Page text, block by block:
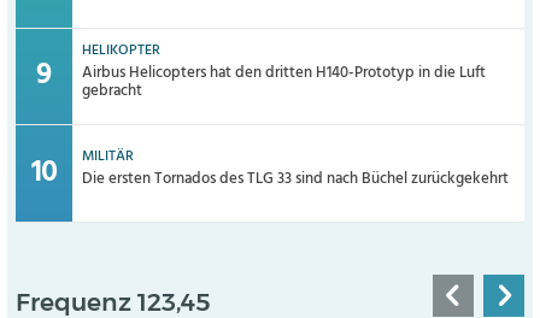
HELIKOPTER
Airbus Helicopters hat den dritten H140-Prototyp in die Luft
gebracht
MILITÄR
Die ersten Tornados des TLG 33 sind nach Büchel zurückgekehrt
Frequenz 123,45